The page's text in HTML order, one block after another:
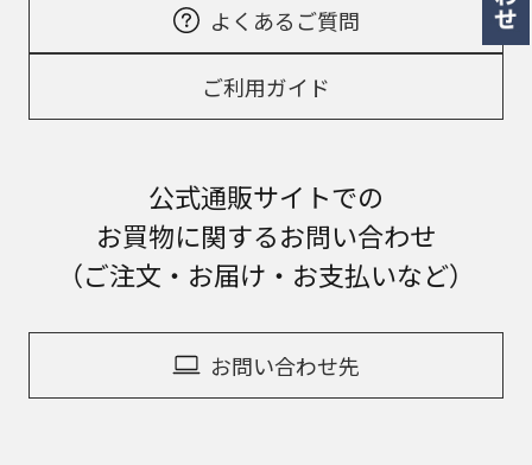
よくあるご質問
ご利用ガイド
公式通販サイトでの
お買物に関するお問い合わせ
（ご注文・お届け・お支払いなど）
お問い合わせ先